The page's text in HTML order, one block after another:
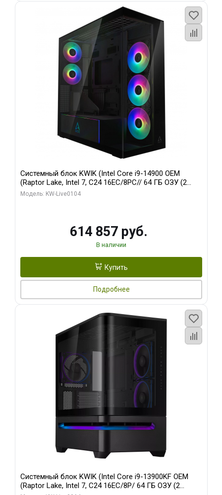
Системный блок KWIK (Intel Core i9-14900 OEM
(Raptor Lake, Intel 7, C24 16EC/8PC// 64 ГБ ОЗУ (2
модуля)/ Afox RTX4090 24GB GDDR6X 384-Bit 3xDP
Модель: KW-Live0104
614 857 руб.
В наличии
Купить
Подробнее
Системный блок KWIK (Intel Core i9-13900KF OEM
(Raptor Lake, Intel 7, C24 16EC/8P/ 64 ГБ ОЗУ (2